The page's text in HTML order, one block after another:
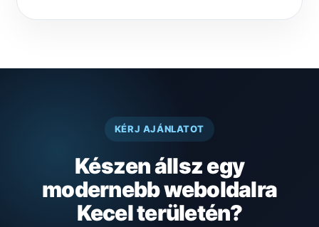
KÉRJ AJÁNLATOT
Készen állsz egy
modernebb weboldalra
Kecel területén?